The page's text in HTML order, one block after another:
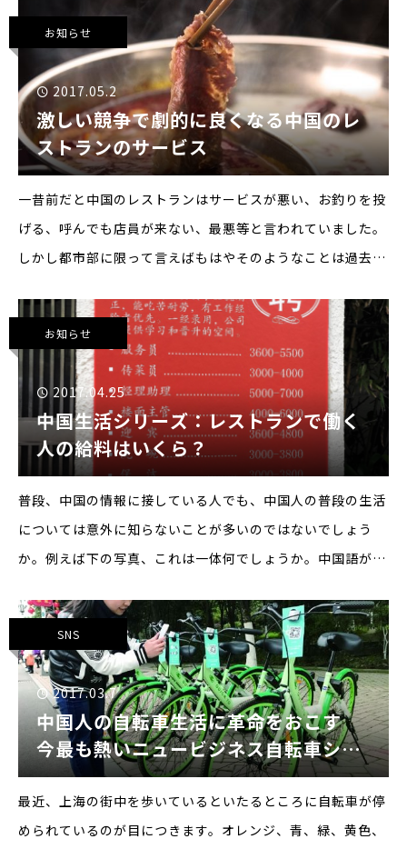
います。中国の大気汚染といえばPM2.5が頻繁に取り上
お知らせ
2017.05.2
激しい競争で劇的に良くなる中国のレ
ストランのサービス
一昔前だと中国のレストランはサービスが悪い、お釣りを投
げる、呼んでも店員が来ない、最悪等と言われていました。
しかし都市部に限って言えばもはやそのようなことは過去の
のレストランのサービスは劇的に向上しています。サービス
競争でどん
お知らせ
2017.04.25
中国生活シリーズ：レストランで働く
人の給料はいくら？
普段、中国の情報に接している人でも、中国人の普段の生活
については意外に知らないことが多いのではないでしょう
か。例えば下の写真、これは一体何でしょうか。中国語が読
スタッフ募集の看板です。左側が役割、そして右側が月
SNS
2017.03.7
中国人の自転車生活に革命をおこす
今最も熱いニュービジネス自転車シェ
アリング
最近、上海の街中を歩いているといたるところに自転車が停
められているのが目につきます。オレンジ、青、緑、黄色、